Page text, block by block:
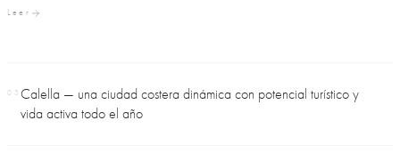
Leer
03Calella — una ciudad costera dinámica con potencial turístico y
vida activa todo el año